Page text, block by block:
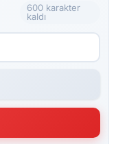
600 karakter
kaldı